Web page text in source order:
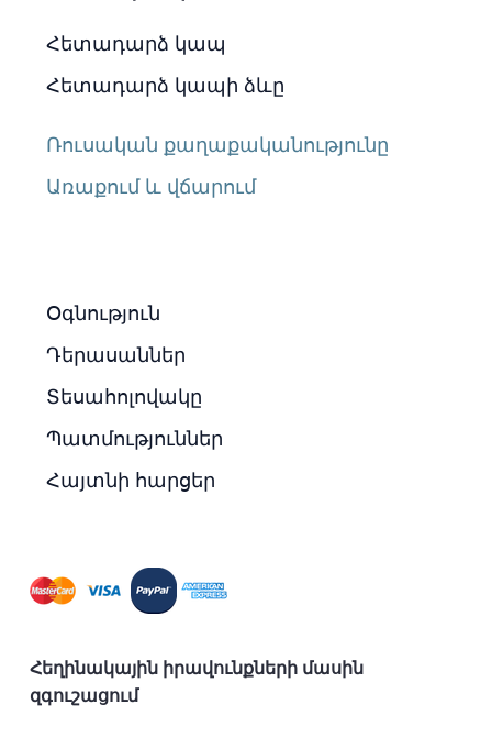
Հետադարձ կապ
Հետադարձ կապի ձևը
Ռուսական քաղաքականությունը
Առաքում և վճարում
Օգնություն
Դերասաններ
Տեսահոլովակը
Պատմություններ
Հայտնի հարցեր
Հեղինակային իրավունքների մասին
զգուշացում